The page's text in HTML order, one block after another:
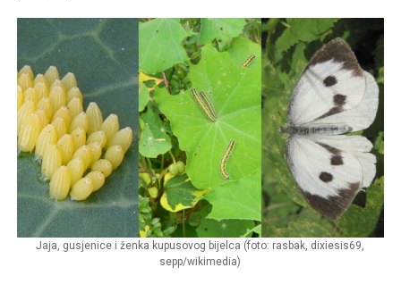
Jaja, gusjenice i ženka kupusovog bijelca (foto: rasbak, dixiesis69,
sepp/wikimedia)